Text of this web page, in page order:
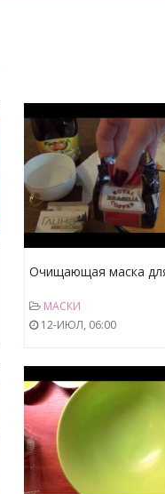
Очищающая маска
МАСКИ
12-ИЮЛ, 06:00